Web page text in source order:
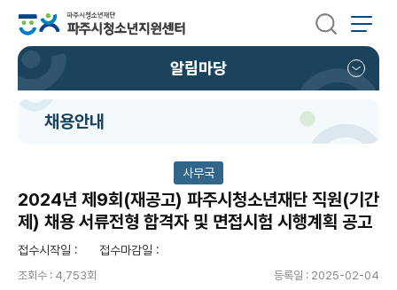
알림마당
채용안내
사무국
2024년 제9회(재공고) 파주시청소년재단 직원(기간
제) 채용 서류전형 합격자 및 면접시험 시행계획 공고
접수시작일 : 접수마감일 :
조회수 : 4,753회 등록일 : 2025-02-04